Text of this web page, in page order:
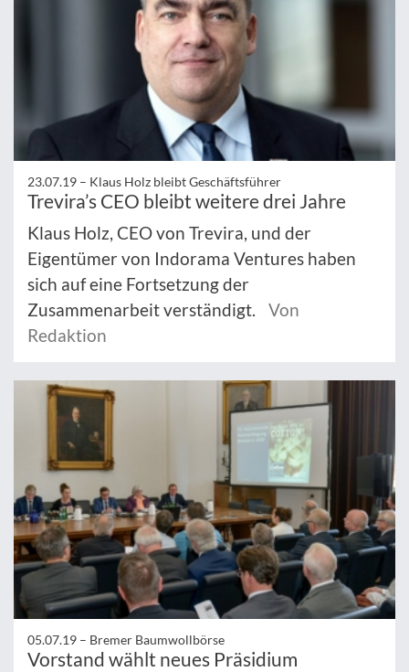
23.07.19 – Klaus Holz bleibt Geschäftsführer
Trevira’s CEO bleibt weitere drei Jahre
Klaus Holz, CEO von Trevira, und der
Eigentümer von Indorama Ventures haben
sich auf eine Fortsetzung der
Zusammenarbeit verständigt.
Von
Redaktion
05.07.19 – Bremer Baumwollbörse
Vorstand wählt neues Präsidium